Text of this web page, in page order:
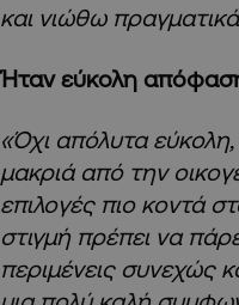
και νιώθω
Ήταν εύκολη
«Όχι απόλυτα
μακριά από την
επιλογές πιο κοντά
στιγμή πρέπει να
περιμένεις συνεχώς